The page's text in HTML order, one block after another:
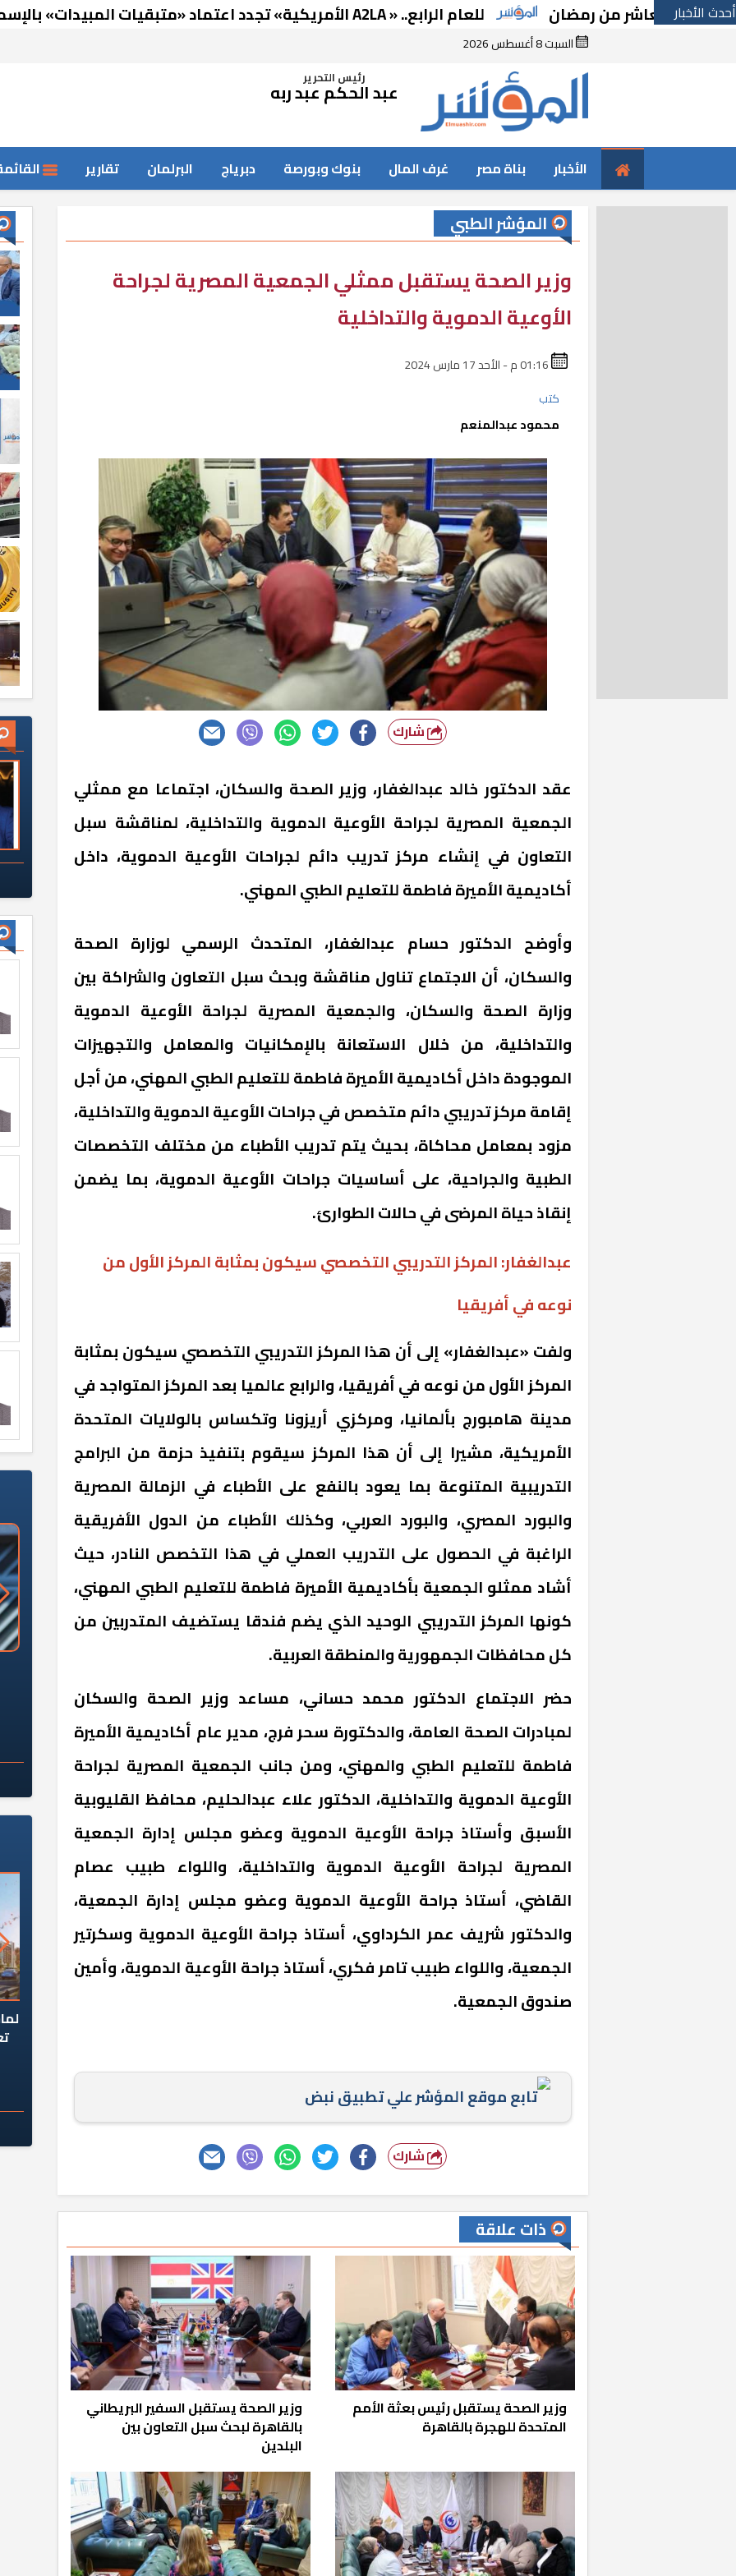
أحدث الأخبار
لعاشر من رمضان للعام الرابع.. « A2LA الأمريكية» تجدد اعتماد «متبقيات المبيدات» بالإسماعيلية
السبت 8 أغسطس 2026
رئيس التحرير
عبد الحكم عبد ربه
الأخبار بناة مصر غرف المال بنوك وبورصة دبرياج البرلمان تقارير
المؤشر الطبي
وزير الصحة يستقبل ممثلي الجمعية المصرية لجراحة
الأوعية الدموية والتداخلية
كتب
محمود عبدالمنعم
شارك
عقد الدكتور خالد عبدالغفار، وزير الصحة والسكان، اجتماعا مع ممثلي
الجمعية المصرية لجراحة الأوعية الدموية والتداخلية، لمناقشة سبل
التعاون في إنشاء مركز تدريب دائم لجراحات الأوعية الدموية، داخل
أكاديمية الأميرة فاطمة للتعليم الطبي المهني.
وأوضح الدكتور حسام عبدالغفار، المتحدث الرسمي لوزارة الصحة
والسكان، أن الاجتماع تناول مناقشة وبحث سبل التعاون والشراكة بين
وزارة الصحة والسكان، والجمعية المصرية لجراحة الأوعية الدموية
والتداخلية، من خلال الاستعانة بالإمكانيات والمعامل والتجهيزات
الموجودة داخل أكاديمية الأميرة فاطمة للتعليم الطبي المهني، من أجل
إقامة مركز تدريبي دائم متخصص في جراحات الأوعية الدموية والتداخلية،
مزود بمعامل محاكاة، بحيث يتم تدريب الأطباء من مختلف التخصصات
الطبية والجراحية، على أساسيات جراحات الأوعية الدموية، بما يضمن
إنقاذ حياة المرضى في حالات الطوارئ.
عبدالغفار: المركز التدريبي التخصصي سيكون بمثابة المركز الأول من
نوعه في أفريقيا
ولفت «عبدالغفار» إلى أن هذا المركز التدريبي التخصصي سيكون بمثابة
المركز الأول من نوعه في أفريقيا، والرابع عالميا بعد المركز المتواجد في
مدينة هامبورج بألمانيا، ومركزي أريزونا وتكساس بالولايات المتحدة
الأمريكية، مشيرا إلى أن هذا المركز سيقوم بتنفيذ حزمة من البرامج
التدريبية المتنوعة بما يعود بالنفع على الأطباء في الزمالة المصرية
والبورد المصري، والبورد العربي، وكذلك الأطباء من الدول الأفريقية
الراغبة في الحصول على التدريب العملي في هذا التخصص النادر، حيث
أشاد ممثلو الجمعية بأكاديمية الأميرة فاطمة للتعليم الطبي المهني،
كونها المركز التدريبي الوحيد الذي يضم فندقا يستضيف المتدربين من
كل محافظات الجمهورية والمنطقة العربية.
حضر الاجتماع الدكتور محمد حساني، مساعد وزير الصحة والسكان
لمبادرات الصحة العامة، والدكتورة سحر فرج، مدير عام أكاديمية الأميرة
فاطمة للتعليم الطبي والمهني، ومن جانب الجمعية المصرية لجراحة
الأوعية الدموية والتداخلية، الدكتور علاء عبدالحليم، محافظ القليوبية
الأسبق وأستاذ جراحة الأوعية الدموية وعضو مجلس إدارة الجمعية
المصرية لجراحة الأوعية الدموية والتداخلية، واللواء طبيب عصام
القاضي، أستاذ جراحة الأوعية الدموية وعضو مجلس إدارة الجمعية،
والدكتور شريف عمر الكرداوي، أستاذ جراحة الأوعية الدموية وسكرتير
الجمعية، واللواء طبيب تامر فكري، أستاذ جراحة الأوعية الدموية، وأمين
صندوق الجمعية.
تابع موقع المؤشر علي تطبيق نبض
شارك
ذات علاقة
وزير الصحة يستقبل رئيس بعثة الأمم
المتحدة للهجرة بالقاهرة
وزير الصحة يستقبل السفير البريطاني
بالقاهرة لبحث سبل التعاون بين
البلدين
«وزارة الآثار»: العُثور على 10 توابيت
خشبية بفناء مقبرة "باكي" غذائية في أسبوع